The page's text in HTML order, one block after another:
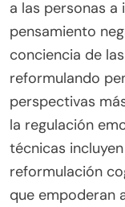
a las personas
pensamiento
conciencia de
reformulando
perspectivas
la regulación
técnicas
reformulación
que empoderan